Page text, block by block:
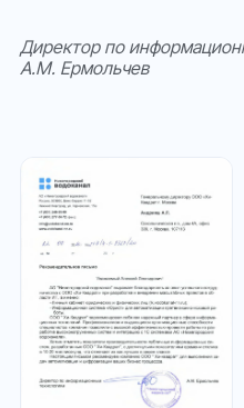
Директор по
А.М. Ермольчев